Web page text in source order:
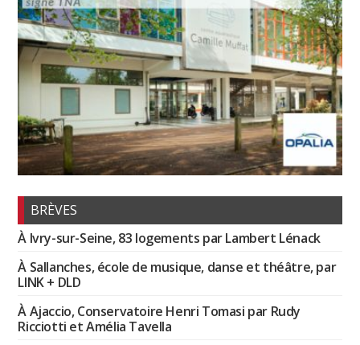
BRÈVES
À Ivry-sur-Seine, 83 logements par Lambert Lénack
À Sallanches, école de musique, danse et théâtre, par
LINK + DLD
À Ajaccio, Conservatoire Henri Tomasi par Rudy
Ricciotti et Amélia Tavella